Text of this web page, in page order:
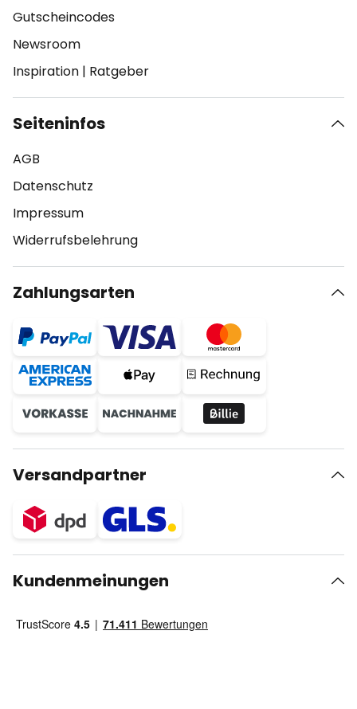
Gutscheincodes
Newsroom
Inspiration | Ratgeber
Seiteninfos
AGB
Datenschutz
Impressum
Widerrufsbelehrung
Zahlungsarten
Versandpartner
Kundenmeinungen